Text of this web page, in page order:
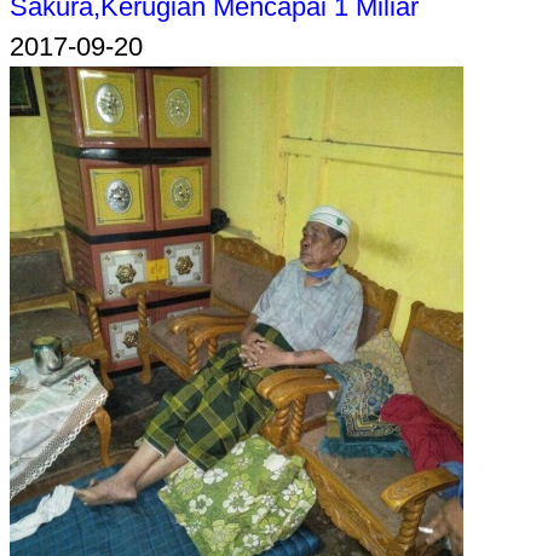
Sakura,Kerugian Mencapai 1 Miliar
2017-09-20